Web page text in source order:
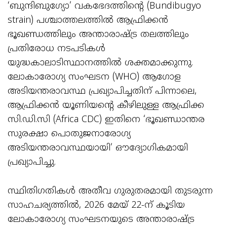
‘ബുന്ദിബുഗ്യോ’ വകഭേദത്തിൻ്റെ (Bundibugyo
strain) പശ്ചാത്തലത്തിൽ ആഫ്രിക്കൻ
ഭൂഖണ്ഡത്തിലും അന്താരാഷ്ട്ര തലത്തിലും
പ്രതിരോധ നടപടികൾ
യുദ്ധകാലാടിസ്ഥാനത്തിൽ ശക്തമാക്കുന്നു.
ലോകാരോഗ്യ സംഘടന (WHO) ആഗോള
അടിയന്തരാവസ്ഥ പ്രഖ്യാപിച്ചതിന് പിന്നാലെ,
ആഫ്രിക്കൻ യൂണിയൻ്റെ കീഴിലുള്ള ആഫ്രിക്ക
സി.ഡി.സി (Africa CDC) ഇതിനെ ‘ഭൂഖണ്ഡാന്തര
സുരക്ഷാ പൊതുജനാരോഗ്യ
അടിയന്തരാവസ്ഥയായി’ ഔദ്യോഗികമായി
പ്രഖ്യാപിച്ചു.
സ്ഥിതിഗതികൾ അതീവ ഗുരുതരമായി തുടരുന്ന
സാഹചര്യത്തിൽ, 2026 മേയ് 22-ന് കൂടിയ
ലോകാരോഗ്യ സംഘടനയുടെ അന്താരാഷ്ട്ര